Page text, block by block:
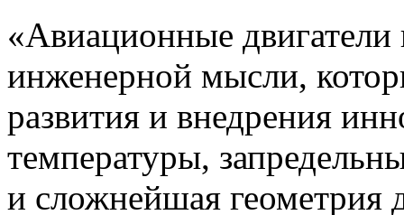
«Авиационные
инженерной мысли,
развития и внедрения
температуры,
и сложнейшая геометрия